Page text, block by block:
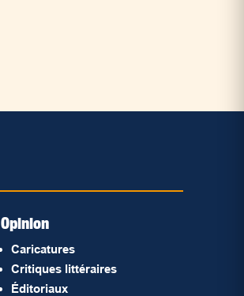
Opinion
Caricatures
Critiques littéraires
Éditoriaux